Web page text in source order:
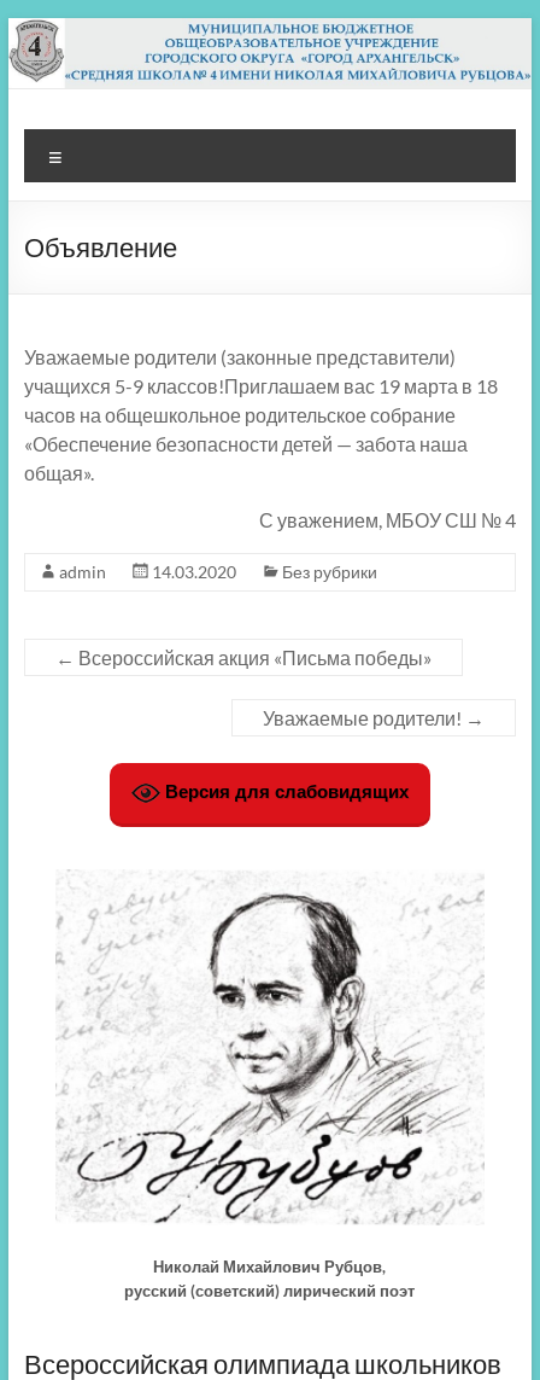
Перейти
к
содержимому
МБОУ СШ 4
Архангельск
Объявление
Уважаемые родители (законные представители)
учащихся 5-9 классов!Приглашаем вас 19 марта в 18
часов на общешкольное родительское собрание
«Обеспечение безопасности детей — забота наша
общая».
С уважением, МБОУ СШ № 4
admin 14.03.2020 Без рубрики
← Всероссийская акция «Письма победы»
Уважаемые родители! →
Версия для слабовидящих
Николай Михайлович Рубцов,
русский (советский) лирический поэт
Всероссийская олимпиада школьников